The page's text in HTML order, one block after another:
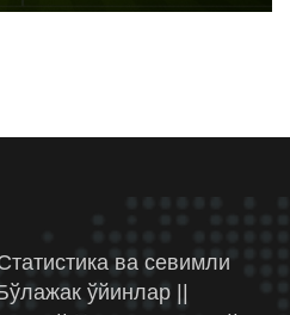
ва севимли
ўйинлар ||